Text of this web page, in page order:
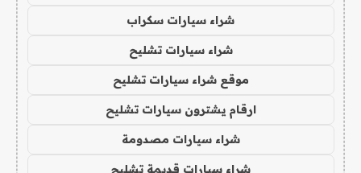
شراء سيارات سكراب
شراء سيارات تشليح
موقع شراء سيارات تشليح
ارقام يشترون سيارات تشليح
شراء سيارات مصدومة
شراء سيارات قديمة تشليح